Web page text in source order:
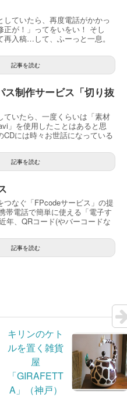
していたら、再度電話がかかっ
正が！」ってをいをい！ そし
再入稿…して、ふーっと一息。
記事を読む
ス制作サービス「切り抜
ていたら、一度くらいは「素材
」を使用したことはあると思
CDには時々お世話になっている
記事を読む
つなぐ「FPcodeサービス」の提
帯電話で簡単に使える「電子す
年、QRコード(やバーコードな
記事を読む
キリンのケト
ルを置く雑貨
屋
「GIRAFETT
A」（神戸）